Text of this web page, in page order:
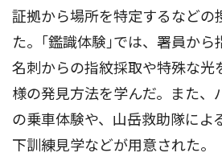
証拠から場所を特定するなどの
た。｢鑑識体験｣では、署員から
名刺からの指紋採取や特殊な光
様の発見方法を学んだ。また、
の乗車体験や、山岳救助隊によ
下訓練見学などが用意された。